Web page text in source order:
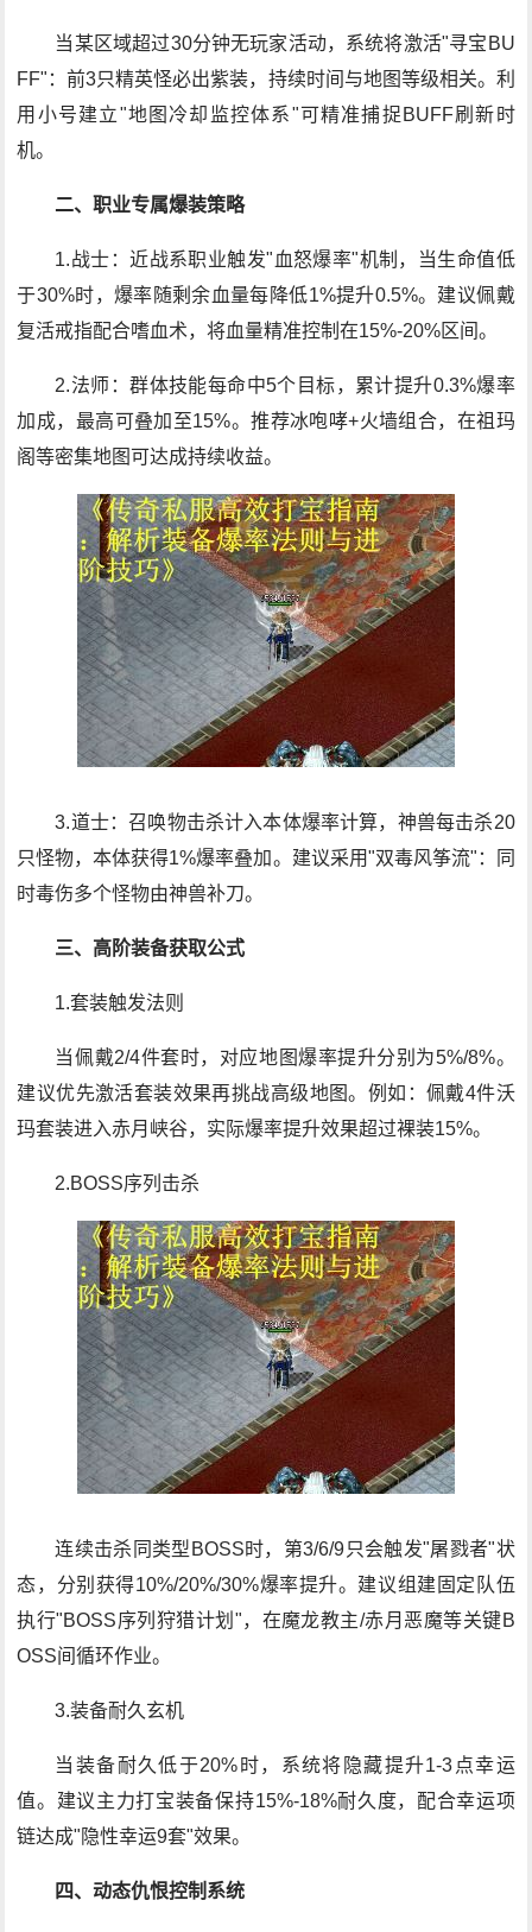
当某区域超过30分钟无玩家活动，系统将激活"寻宝BU
FF"：前3只精英怪必出紫装，持续时间与地图等级相关。利
用小号建立"地图冷却监控体系"可精准捕捉BUFF刷新时
机。
二、职业专属爆装策略
1.战士：近战系职业触发"血怒爆率"机制，当生命值低
于30%时，爆率随剩余血量每降低1%提升0.5%。建议佩戴
复活戒指配合嗜血术，将血量精准控制在15%-20%区间。
2.法师：群体技能每命中5个目标，累计提升0.3%爆率
加成，最高可叠加至15%。推荐冰咆哮+火墙组合，在祖玛
阁等密集地图可达成持续收益。
3.道士：召唤物击杀计入本体爆率计算，神兽每击杀20
只怪物，本体获得1%爆率叠加。建议采用"双毒风筝流"：同
时毒伤多个怪物由神兽补刀。
三、高阶装备获取公式
1.套装触发法则
当佩戴2/4件套时，对应地图爆率提升分别为5%/8%。
建议优先激活套装效果再挑战高级地图。例如：佩戴4件沃
玛套装进入赤月峡谷，实际爆率提升效果超过裸装15%。
2.BOSS序列击杀
连续击杀同类型BOSS时，第3/6/9只会触发"屠戮者"状
态，分别获得10%/20%/30%爆率提升。建议组建固定队伍
执行"BOSS序列狩猎计划"，在魔龙教主/赤月恶魔等关键B
OSS间循环作业。
3.装备耐久玄机
当装备耐久低于20%时，系统将隐藏提升1-3点幸运
值。建议主力打宝装备保持15%-18%耐久度，配合幸运项
链达成"隐性幸运9套"效果。
四、动态仇恨控制系统